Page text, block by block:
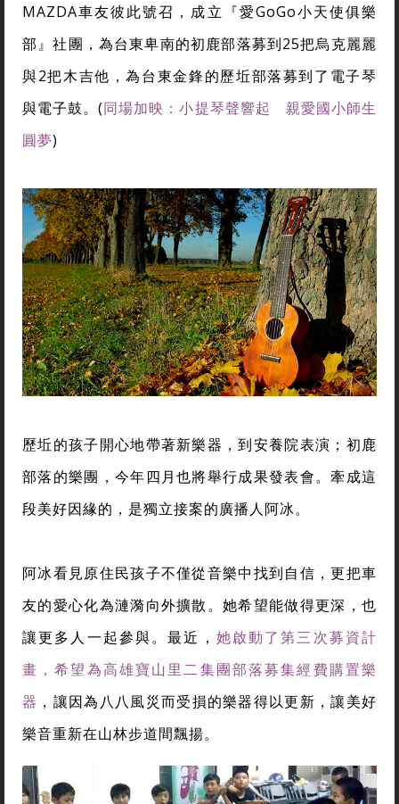
MAZDA車友彼此號召，成立『愛GoGo小天使俱樂
部』社團，為台東卑南的初鹿部落募到25把烏克麗麗
與2把木吉他，為台東金鋒的歷坵部落募到了電子琴
與電子鼓。(同場加映：小提琴聲響起 親愛國小師生
圓夢)
歷坵的孩子開心地帶著新樂器，到安養院表演；初鹿
部落的樂團，今年四月也將舉行成果發表會。牽成這
段美好因緣的，是獨立接案的廣播人阿冰。
阿冰看見原住民孩子不僅從音樂中找到自信，更把車
友的愛心化為漣漪向外擴散。她希望能做得更深，也
讓更多人一起參與。最近， 她啟動了第三次募資計
畫，希望為高雄寶山里二集團部落募集經費購置樂
器 ，讓因為八八風災而受損的樂器得以更新，讓美好
樂音重新在山林步道間飄揚。